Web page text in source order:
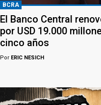
BCRA
El Banco Central
por USD 19.000
cinco años
Por ERIC NESICH